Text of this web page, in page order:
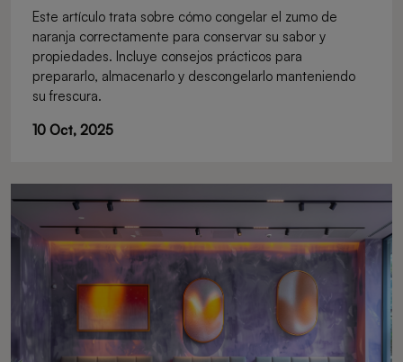
Este artículo trata sobre cómo congelar el zumo de
naranja correctamente para conservar su sabor y
propiedades. Incluye consejos prácticos para
prepararlo, almacenarlo y descongelarlo manteniendo
su frescura.
10 Oct, 2025